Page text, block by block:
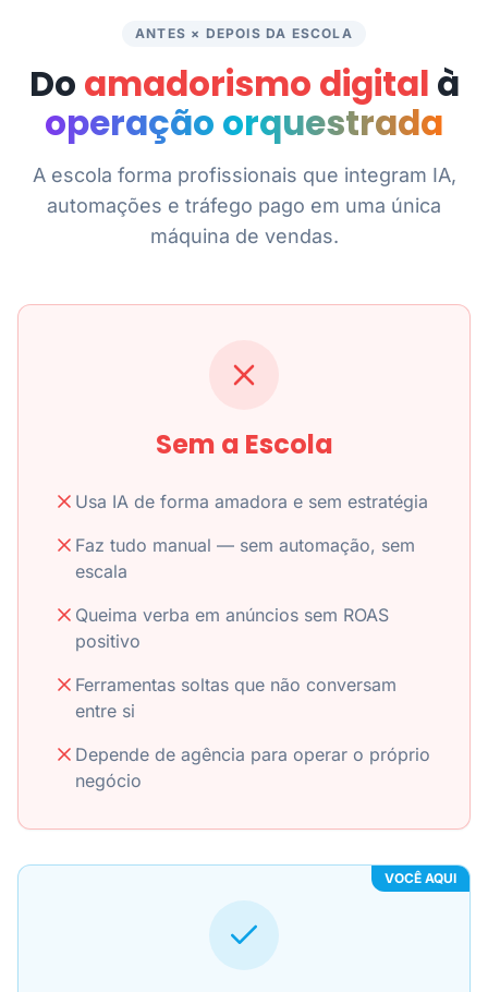
ANTES × DEPOIS DA ESCOLA
Do amadorismo digital à
operação orquestrada
A escola forma profissionais que integram IA,
automações e tráfego pago em uma única
máquina de vendas.
Sem a Escola
Usa IA de forma amadora e sem estratégia
Faz tudo manual — sem automação, sem
escala
Queima verba em anúncios sem ROAS
positivo
Ferramentas soltas que não conversam
entre si
Depende de agência para operar o próprio
negócio
VOCÊ AQUI